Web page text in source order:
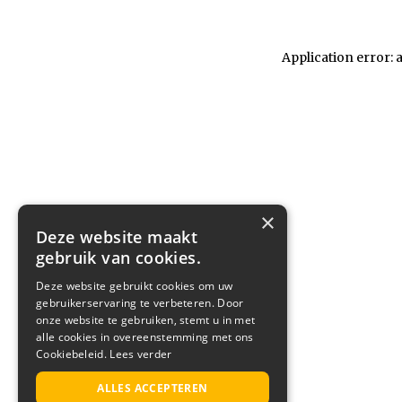
Application error:
×
Deze website maakt
gebruik van cookies.
Deze website gebruikt cookies om uw
gebruikerservaring te verbeteren. Door
onze website te gebruiken, stemt u in met
alle cookies in overeenstemming met ons
Cookiebeleid. Lees verder
ALLES ACCEPTEREN